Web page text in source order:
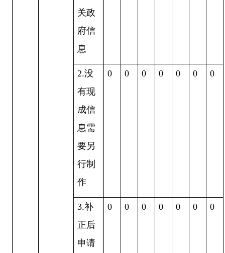
关政
府信
息
2.没
有现
成信
息需
要另
行制
作
0 0 0 0 0 0 0
3.补
正后
申请
0 0 0 0 0 0 0